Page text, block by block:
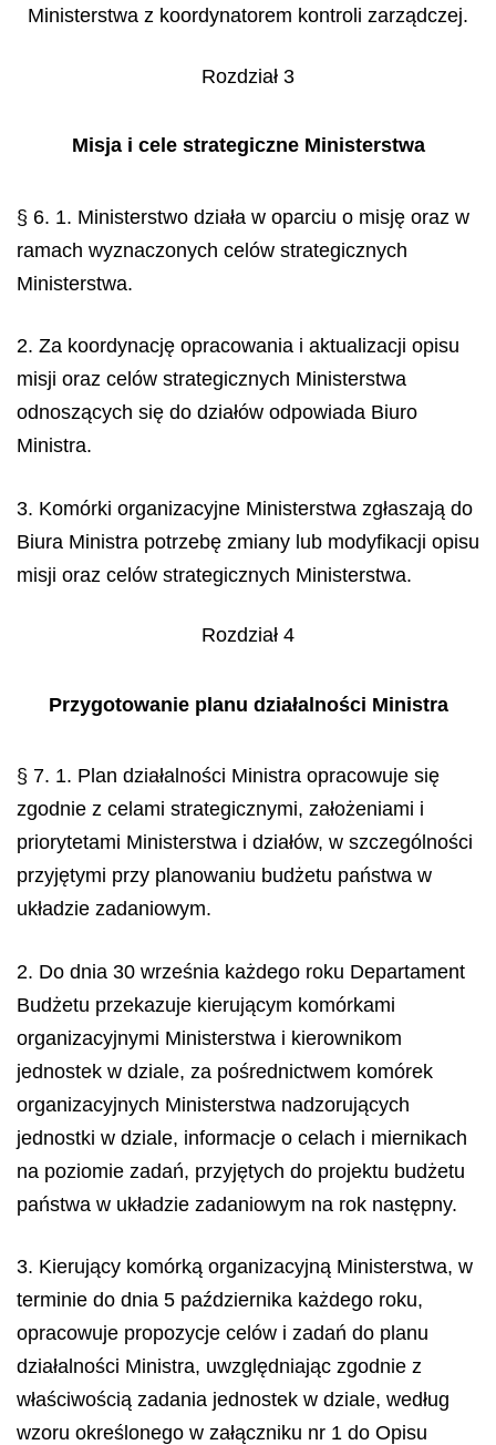
Ministerstwa z koordynatorem kontroli zarządczej.
Rozdział 3
Misja i cele strategiczne Ministerstwa
§ 6. 1. Ministerstwo działa w oparciu o misję oraz w
ramach wyznaczonych celów strategicznych
Ministerstwa.
2. Za koordynację opracowania i aktualizacji opisu
misji oraz celów strategicznych Ministerstwa
odnoszących się do działów odpowiada Biuro
Ministra.
3. Komórki organizacyjne Ministerstwa zgłaszają do
Biura Ministra potrzebę zmiany lub modyfikacji opisu
misji oraz celów strategicznych Ministerstwa.
Rozdział 4
Przygotowanie planu działalności Ministra
§ 7. 1. Plan działalności Ministra opracowuje się
zgodnie z celami strategicznymi, założeniami i
priorytetami Ministerstwa i działów, w szczególności
przyjętymi przy planowaniu budżetu państwa w
układzie zadaniowym.
2. Do dnia 30 września każdego roku Departament
Budżetu przekazuje kierującym komórkami
organizacyjnymi Ministerstwa i kierownikom
jednostek w dziale, za pośrednictwem komórek
organizacyjnych Ministerstwa nadzorujących
jednostki w dziale, informacje o celach i miernikach
na poziomie zadań, przyjętych do projektu budżetu
państwa w układzie zadaniowym na rok następny.
3. Kierujący komórką organizacyjną Ministerstwa, w
terminie do dnia 5 października każdego roku,
opracowuje propozycje celów i zadań do planu
działalności Ministra, uwzględniając zgodnie z
właściwością zadania jednostek w dziale, według
wzoru określonego w załączniku nr 1 do Opisu